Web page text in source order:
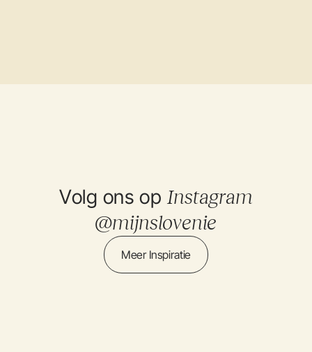
Volg ons op Instagram
@mijnslovenie
Meer Inspiratie